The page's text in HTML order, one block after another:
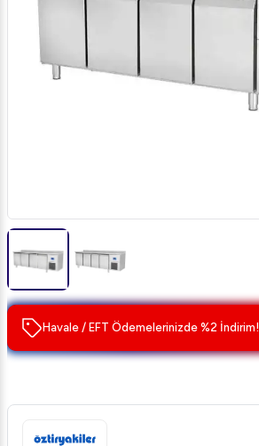
Havale / EFT Ödemelerinizde %2 İndirim!